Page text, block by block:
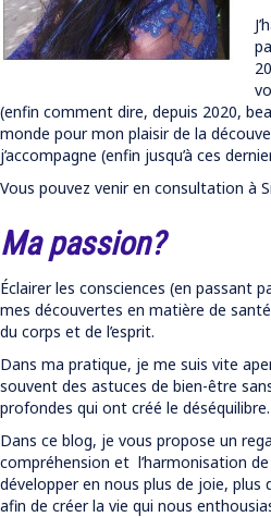
(enfin comment dire, depuis 2020,
monde pour mon plaisir de la
j’accompagne (enfin jusqu’à ces
Vous pouvez venir en consultation à
Ma passion?
Éclairer les consciences (en passant
mes découvertes en matière de
du corps et de l’esprit.
Dans ma pratique, je me suis vite
souvent des astuces de bien-être
profondes qui ont créé le déséquilibre.
Dans ce blog, je vous propose un
compréhension et l’harmonisation
développer en nous plus de joie,
afin de créer la vie qui nous